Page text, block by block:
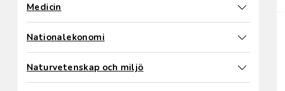
Medicin
Nationalekonomi
Naturvetenskap och miljö